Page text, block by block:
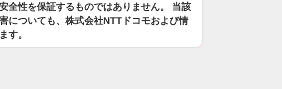
全性を保証するものではありません。 当該
についても、株式会社NTTドコモおよび情
す。